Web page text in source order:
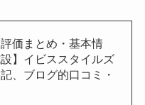
評価まとめ・基本情
】イビススタイルズ
、ブログ的口コミ・